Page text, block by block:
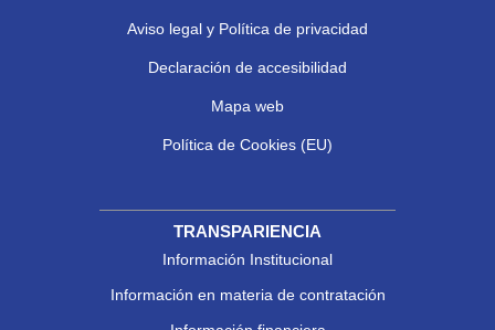
Aviso legal y Política de privacidad
Declaración de accesibilidad
Mapa web
Política de Cookies (EU)
TRANSPARIENCIA
Información Institucional
Información en materia de contratación